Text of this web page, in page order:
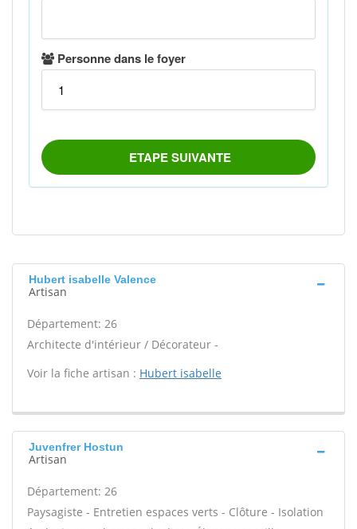
Hubert isabelle Valence
Artisan
Département: 26
Architecte d'intérieur / Décorateur -
Voir la fiche artisan : Hubert isabelle
Juvenfrer Hostun
Artisan
Département: 26
Paysagiste - Entretien espaces verts - Clôture - Isolation